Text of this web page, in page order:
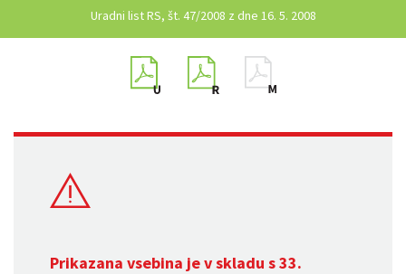
Uradni list RS, št. 47/2008 z dne 16. 5. 2008
Prikazana vsebina je v skladu s 33.